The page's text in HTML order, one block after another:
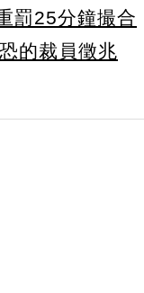
罰25分鐘撮合
的裁員徵兆